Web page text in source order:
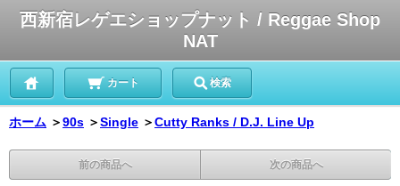
西新宿レゲエショップナット / Reggae Shop
NAT
カート 検索
ホーム ＞90s ＞Single ＞Cutty Ranks / D.J. Line Up
前の商品へ 次の商品へ